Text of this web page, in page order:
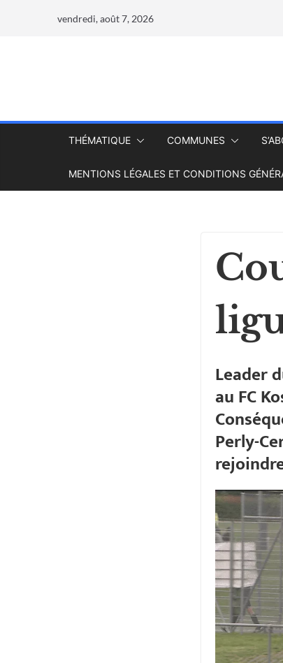
vendredi, août 7, 2026
THÉMATIQUE COMMUNES
MENTIONS LÉGALES ET CONDITIONS
Leader
au FC
Perly-